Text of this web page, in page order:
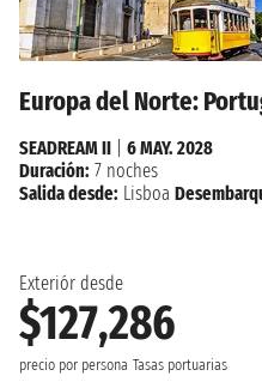
Europa del Norte:
Exteriór desde
$127,286
precio por persona Tasas portuarias
SEADREAM II
6 MAY. 2028
Duración: 7 noches
Salida desde: Lisboa